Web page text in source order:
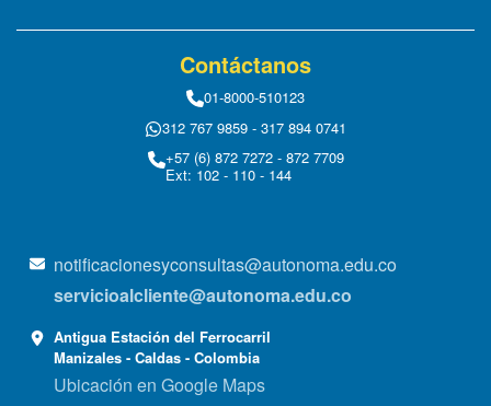
Contáctanos
01-8000-510123
312 767 9859 - 317 894 0741
+57 (6) 872 7272 - 872 7709
Ext: 102 - 110 - 144
notificacionesyconsultas@autonoma.edu.co
servicioalcliente@autonoma.edu.co
Antigua Estación del Ferrocarril
Manizales - Caldas - Colombia
Ubicación en Google Maps